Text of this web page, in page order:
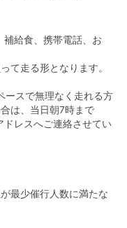
補給食、携帯電話、お
て走る形となります。
スで無理なく走れる方
は、当日朝7時まで
ドレスへご連絡させてい
最少催行人数に満たな